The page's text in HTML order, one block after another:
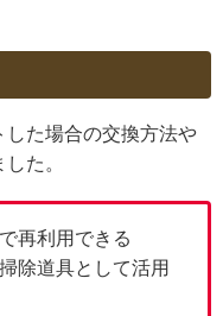
た場合の交換方法や
た。
再利用できる
除道具として活用